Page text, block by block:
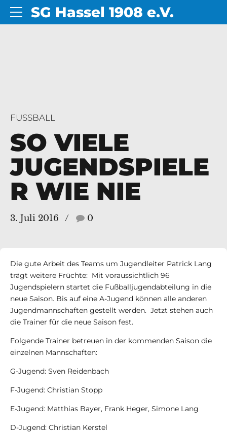
SG Hassel 1908 e.V.
FUSSBALL
SO VIELE
JUGENDSPIELE
R WIE NIE
3. Juli 2016 0
Die gute Arbeit des Teams um Jugendleiter Patrick Lang
trägt weitere Früchte: Mit voraussichtlich 96
Jugendspielern startet die Fußballjugendabteilung in die
neue Saison. Bis auf eine A-Jugend können alle anderen
Jugendmannschaften gestellt werden. Jetzt stehen auch
die Trainer für die neue Saison fest.
Folgende Trainer betreuen in der kommenden Saison die
einzelnen Mannschaften:
G-Jugend: Sven Reidenbach
F-Jugend: Christian Stopp
E-Jugend: Matthias Bayer, Frank Heger, Simone Lang
D-Jugend: Christian Kerstel